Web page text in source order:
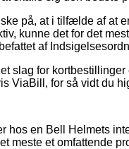
på, at i tilfælde af at
kunne det for det
af
slag for
ViaBill, for så vidt du
hos en Bell Helmets
meste et omfattende